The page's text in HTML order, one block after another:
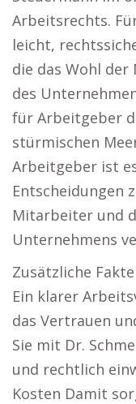
Arbeitsrechts.
leicht,
die das Wohl
des
für Arbeitgeber
stürmischen
Arbeitgeber ist
Entscheidungen
Mitarbeiter und
Unternehmens
Zusätzliche
Ein klarer
das Vertrauen
Sie mit Dr.
und rechtlich
Kosten Damit